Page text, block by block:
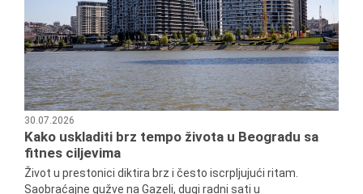
30.07.2026
Kako uskladiti brz tempo života u Beogradu sa
fitnes ciljevima
Život u prestonici diktira brz i često iscrpljujući ritam.
Saobraćajne gužve na Gazeli, dugi radni sati u